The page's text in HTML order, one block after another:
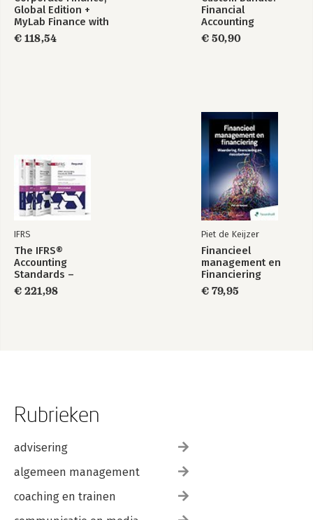
Global Edition +
MyLab Finance with
Pearson eText
(Package)
€ 118,54
Financial
Accounting
€ 50,90
IFRS
The IFRS®
Accounting
Standards –
Required Annotated
1 January 2026
€ 221,98
Piet de Keijzer
Financieel
management en
Financiering
€ 79,95
Rubrieken
advisering
algemeen management
coaching en trainen